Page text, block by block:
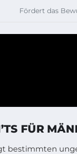
Fördert das
FÜR
bestimmten